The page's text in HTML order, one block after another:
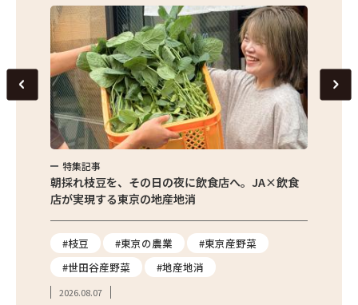
特集記事
朝採れ枝豆を、その日の夜に飲食店へ。JA×飲食
店が実現する東京の地産地消
#枝豆 #東京の農業
#東京産野菜
#世田谷産野菜
#地産地消
2026.08.07